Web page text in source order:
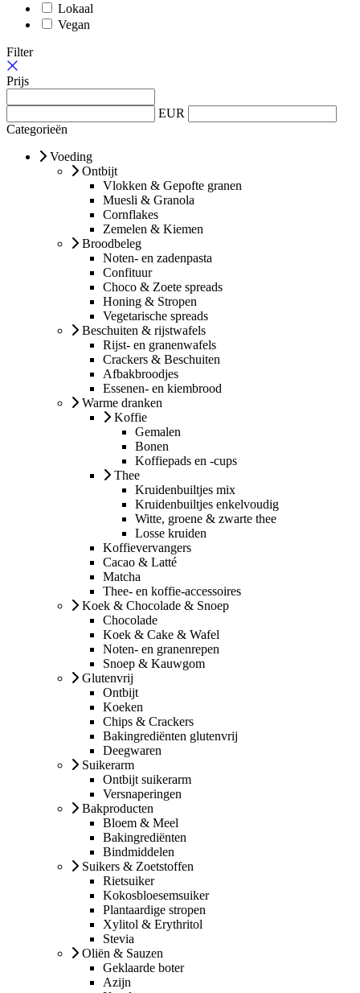
Lokaal
Vegan
Filter
Prijs
EUR
Categorieën
Voeding
Ontbijt
Vlokken & Gepofte granen
Muesli & Granola
Cornflakes
Zemelen & Kiemen
Broodbeleg
Noten- en zadenpasta
Confituur
Choco & Zoete spreads
Honing & Stropen
Vegetarische spreads
Beschuiten & rijstwafels
Rijst- en granenwafels
Crackers & Beschuiten
Afbakbroodjes
Essenen- en kiembrood
Warme dranken
Koffie
Gemalen
Bonen
Koffiepads en -cups
Thee
Kruidenbuiltjes mix
Kruidenbuiltjes enkelvoudig
Witte, groene & zwarte thee
Losse kruiden
Koffievervangers
Cacao & Latté
Matcha
Thee- en koffie-accessoires
Koek & Chocolade & Snoep
Chocolade
Koek & Cake & Wafel
Noten- en granenrepen
Snoep & Kauwgom
Glutenvrij
Ontbijt
Koeken
Chips & Crackers
Bakingrediënten glutenvrij
Deegwaren
Suikerarm
Ontbijt suikerarm
Versnaperingen
Bakproducten
Bloem & Meel
Bakingrediënten
Bindmiddelen
Suikers & Zoetstoffen
Rietsuiker
Kokosbloesemsuiker
Plantaardige stropen
Xylitol & Erythritol
Stevia
Oliën & Sauzen
Geklaarde boter
Azijn